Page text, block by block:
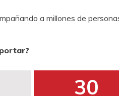
a millones de
30